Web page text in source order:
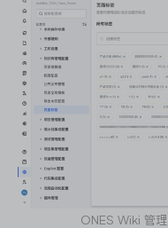
ONES Wiki 管